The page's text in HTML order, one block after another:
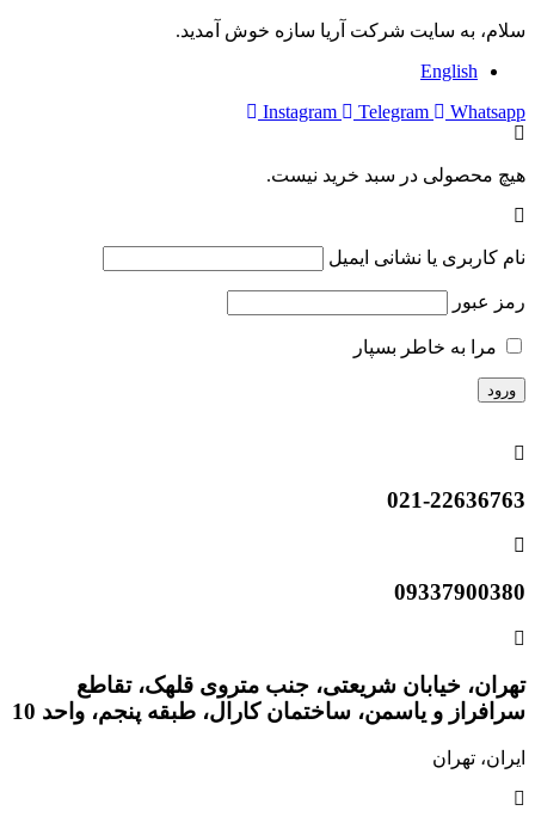
سلام، به سایت شرکت آریا سازه خوش آمدید.
English
Instagram
Telegram Whatsapp
هیچ محصولی در سبد خرید نیست.
نام کاربری یا نشانی ایمیل
رمز عبور
مرا به خاطر بسپار
021-22636763
09337900380
تهران، خیابان شریعتی، جنب متروی قلهک، تقاطع
سرافراز و یاسمن، ساختمان کارال، طبقه پنجم، واحد 10
ایران، تهران